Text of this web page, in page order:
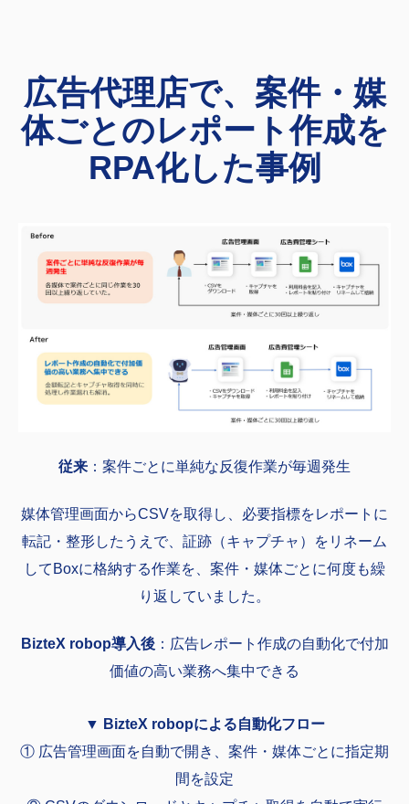
広告代理店で、案件・媒
体ごとのレポート作成を
RPA化した事例
従来 ：案件ごとに単純な反復作業が毎週発生
媒体管理画面からCSVを取得し、必要指標をレポートに
転記・整形したうえで、証跡（キャプチャ）をリネーム
してBoxに格納する作業を、案件・媒体ごとに何度も繰
り返していました。
BizteX robop導入後：広告レポート作成の自動化で付加
価値の高い業務へ集中できる
▼ BizteX robopによる自動化フロー
① 広告管理画面を自動で開き、案件・媒体ごとに指定期
間を設定